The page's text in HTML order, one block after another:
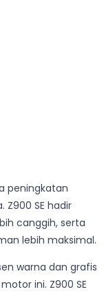
peningkatan
SE hadir
canggih, serta
lebih maksimal.
warna dan grafis
ini. Z900 SE